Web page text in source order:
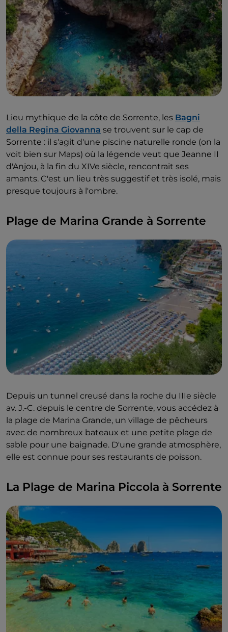
Lieu mythique de la côte de Sorrente, les Bagni
della Regina Giovanna se trouvent sur le cap de
Sorrente : il s'agit d'une piscine naturelle ronde (on la
voit bien sur Maps) où la légende veut que Jeanne II
d'Anjou, à la fin du XIVe siècle, rencontrait ses
amants. C'est un lieu très suggestif et très isolé, mais
presque toujours à l'ombre.
Plage de Marina Grande à Sorrente
Depuis un tunnel creusé dans la roche du IIIe siècle
av. J.-C. depuis le centre de Sorrente, vous accédez à
la plage de Marina Grande, un village de pêcheurs
avec de nombreux bateaux et une petite plage de
sable pour une baignade. D'une grande atmosphère,
elle est connue pour ses restaurants de poisson.
La Plage de Marina Piccola à Sorrente